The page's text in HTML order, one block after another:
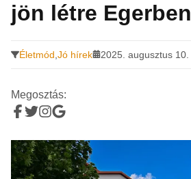
jön létre Egerben
Életmód Jó hírek 2025. augusztus 10.
Megosztás: